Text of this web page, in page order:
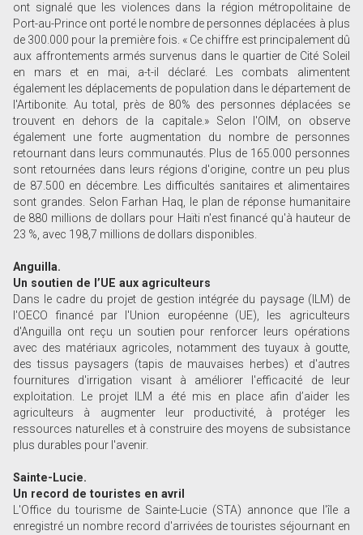
ont signalé que les violences dans la région métropolitaine de
Port-au-Prince ont porté le nombre de personnes déplacées à plus
de 300.000 pour la première fois. « Ce chiffre est principalement dû
aux affrontements armés survenus dans le quartier de Cité Soleil
en mars et en mai, a-t-il déclaré. Les combats alimentent
également les déplacements de population dans le département de
l'Artibonite. Au total, près de 80% des personnes déplacées se
trouvent en dehors de la capitale.» Selon l'OIM, on observe
également une forte augmentation du nombre de personnes
retournant dans leurs communautés. Plus de 165.000 personnes
sont retournées dans leurs régions d'origine, contre un peu plus
de 87.500 en décembre. Les difficultés sanitaires et alimentaires
sont grandes. Selon Farhan Haq, le plan de réponse humanitaire
de 880 millions de dollars pour Haïti n'est financé qu'à hauteur de
23 %, avec 198,7 millions de dollars disponibles.
Anguilla.
Un soutien de l’UE aux agriculteurs
Dans le cadre du projet de gestion intégrée du paysage (ILM) de
l'OECO financé par l'Union européenne (UE), les agriculteurs
d'Anguilla ont reçu un soutien pour renforcer leurs opérations
avec des matériaux agricoles, notamment des tuyaux à goutte,
des tissus paysagers (tapis de mauvaises herbes) et d'autres
fournitures d'irrigation visant à améliorer l'efficacité de leur
exploitation. Le projet ILM a été mis en place afin d’aider les
agriculteurs à augmenter leur productivité, à protéger les
ressources naturelles et à construire des moyens de subsistance
plus durables pour l'avenir.
Sainte-Lucie.
Un record de touristes en avril
L'Office du tourisme de Sainte-Lucie (STA) annonce que l'île a
enregistré un nombre record d'arrivées de touristes séjournant en